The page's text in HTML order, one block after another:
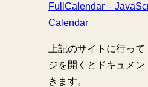
FullCalendar –
Calendar
上記のサイトに行って
ジを開くとドキュメ
きます。